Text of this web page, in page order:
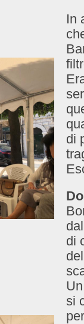
In
di
di
si